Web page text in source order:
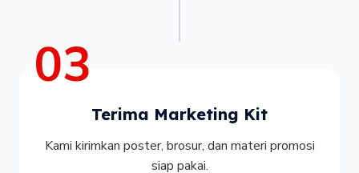
03
Terima Marketing Kit
Kami kirimkan poster, brosur, dan materi promosi
siap pakai.